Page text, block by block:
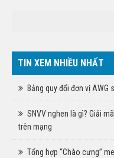
TIN XEM NHIỀU NHẤT
Bảng quy đổi đơn vị
SNVV nghen là gì? Giải
trên mạng
Tổng hợp “Chào cưng”